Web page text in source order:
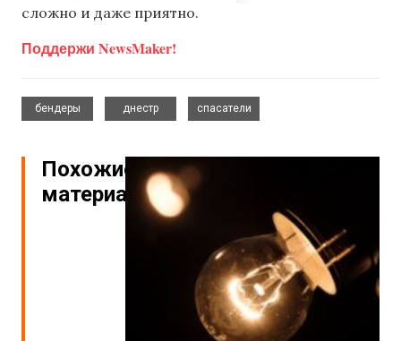
сложно и даже приятно.
Поддержи NewsMaker!
бендеры
днестр
спасатели
Похожие
материалы